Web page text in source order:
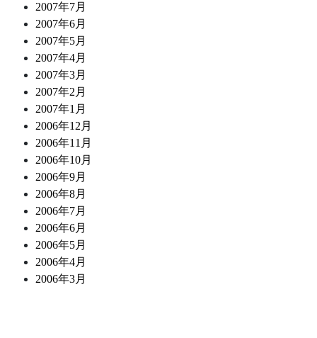
2007年7月
2007年6月
2007年5月
2007年4月
2007年3月
2007年2月
2007年1月
2006年12月
2006年11月
2006年10月
2006年9月
2006年8月
2006年7月
2006年6月
2006年5月
2006年4月
2006年3月